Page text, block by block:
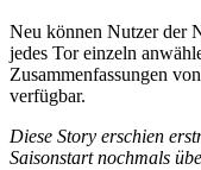
Neu können Nutzer der
jedes Tor einzeln
Zusammenfassungen
verfügbar.
Diese Story erschien
Saisonstart nochmals